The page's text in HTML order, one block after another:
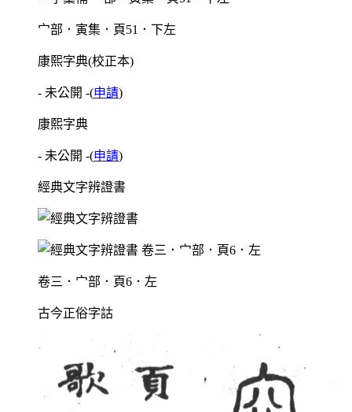
宀部．寅集．頁51．下左
康熙字典(校正本)
- 未公開 -(申請)
康熙字典
- 未公開 -(申請)
經典文字辨證書
卷三．宀部．頁6．左
古今正俗字詁